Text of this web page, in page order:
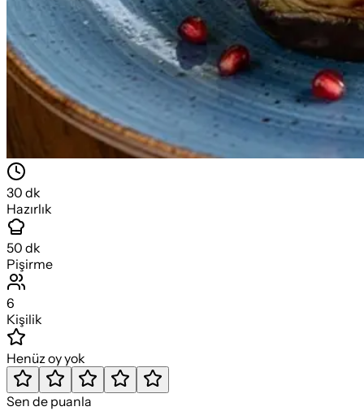
30 dk
Hazırlık
50 dk
Pişirme
6
Kişilik
Henüz oy yok
Sen de puanla